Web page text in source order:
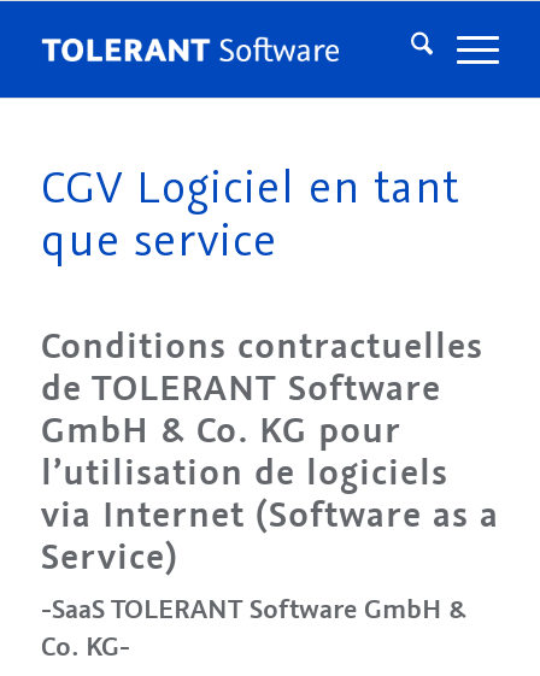
CGV Logiciel en tant
que service
Conditions contractuelles
de TOLERANT Software
GmbH & Co. KG pour
l’utilisation de logiciels
via Internet (Software as a
Service)
-SaaS TOLERANT Software GmbH &
Co. KG-